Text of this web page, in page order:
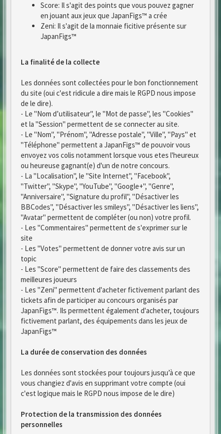
Score: Il s'agit des points que vous pouvez gagner
en jouant aux jeux que JapanFigs™ a crée
Zeni: Il s'agit de la monnaie ficitive présente sur
JapanFigs™
La finalité de la collecte
Les données sont collectées pour le bon fonctionnement
du site (oui c'est ridicule a dire mais le RGPD nous impose
de le dire).
- Le "Nom d’utilisateur", le "Mot de passe", les "Cookies"
et la "Session" permettent de se connecter au site.
- Le "Nom", "Prénom", "Adresse postale", "Ville", "Pays" et
"Téléphone" permettent a JapanFigs™ de pouvoir vous
envoyez vos colis notamment lorsque vous etes l'heureux
ou heureuse gagnant(e) d'un de notre concours.
- La "Localisation", le "Site Internet", "Facebook",
"Twitter", "Skype", "YouTube", "Google+", "Genre",
"Anniversaire", "Signature du profil", "Désactiver les
BBCodes", "Désactiver les smileys", "Désactiver les liens",
"Avatar" permettent de compléter (ou non) votre profil.
- Les "Commentaires" permettent de s'exprimer sur le
site
- Les "Votes" permettent de donner votre avis sur un
topic
- Les "Score" permettent de faire des classements des
meilleures joueurs
- Les "Zeni" permettent d'acheter fictivement parlant des
tickets afin de participer au concours organisés par
JapanFigs™. Ils permettent également d'acheter, toujours
fictivement parlant, des équipements dans les jeux de
JapanFigs™
La durée de conservation des données
Les données sont stockées pour toujours jusqu’à ce que
vous changiez d'avis en supprimant votre compte (oui
c'est logique mais le RGPD nous impose de le dire)
Protection de la transmission des données
personnelles